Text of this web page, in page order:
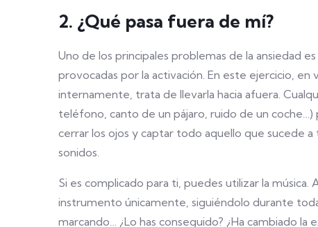
2. ¿Qué pasa fuera de mí?
Uno de los principales problemas de la ansiedad
provocadas por la activación. En este ejercicio, en
internamente, trata de llevarla hacia afuera.
teléfono, canto de un pájaro, ruido de un coche…)
cerrar los ojos y captar todo aquello que sucede
sonidos.
Si es complicado para ti, puedes utilizar la
instrumento únicamente, siguiéndolo durante
marcando… ¿Lo has conseguido? ¿Ha cambiado la